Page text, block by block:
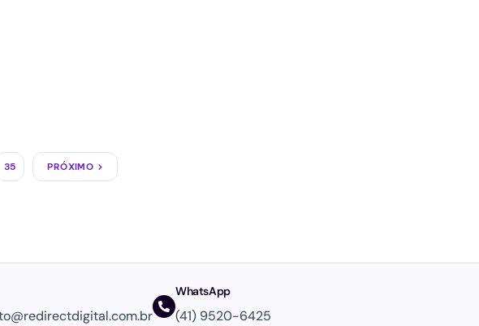
35 PRÓXIMO
WhatsApp
(41) 9520-6425